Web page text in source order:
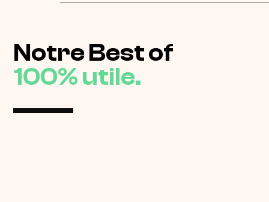
Notre Best of
100% utile.